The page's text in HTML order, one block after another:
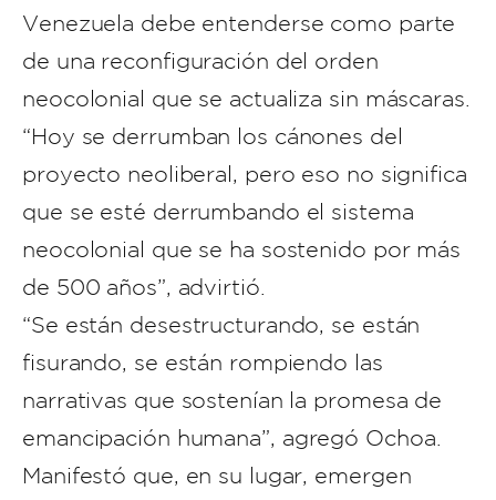
Venezuela debe entenderse como parte
de una reconfiguración del orden
neocolonial que se actualiza sin máscaras.
“Hoy se derrumban los cánones del
proyecto neoliberal, pero eso no significa
que se esté derrumbando el sistema
neocolonial que se ha sostenido por más
de 500 años”, advirtió.
“Se están desestructurando, se están
fisurando, se están rompiendo las
narrativas que sostenían la promesa de
emancipación humana”, agregó Ochoa.
Manifestó que, en su lugar, emergen